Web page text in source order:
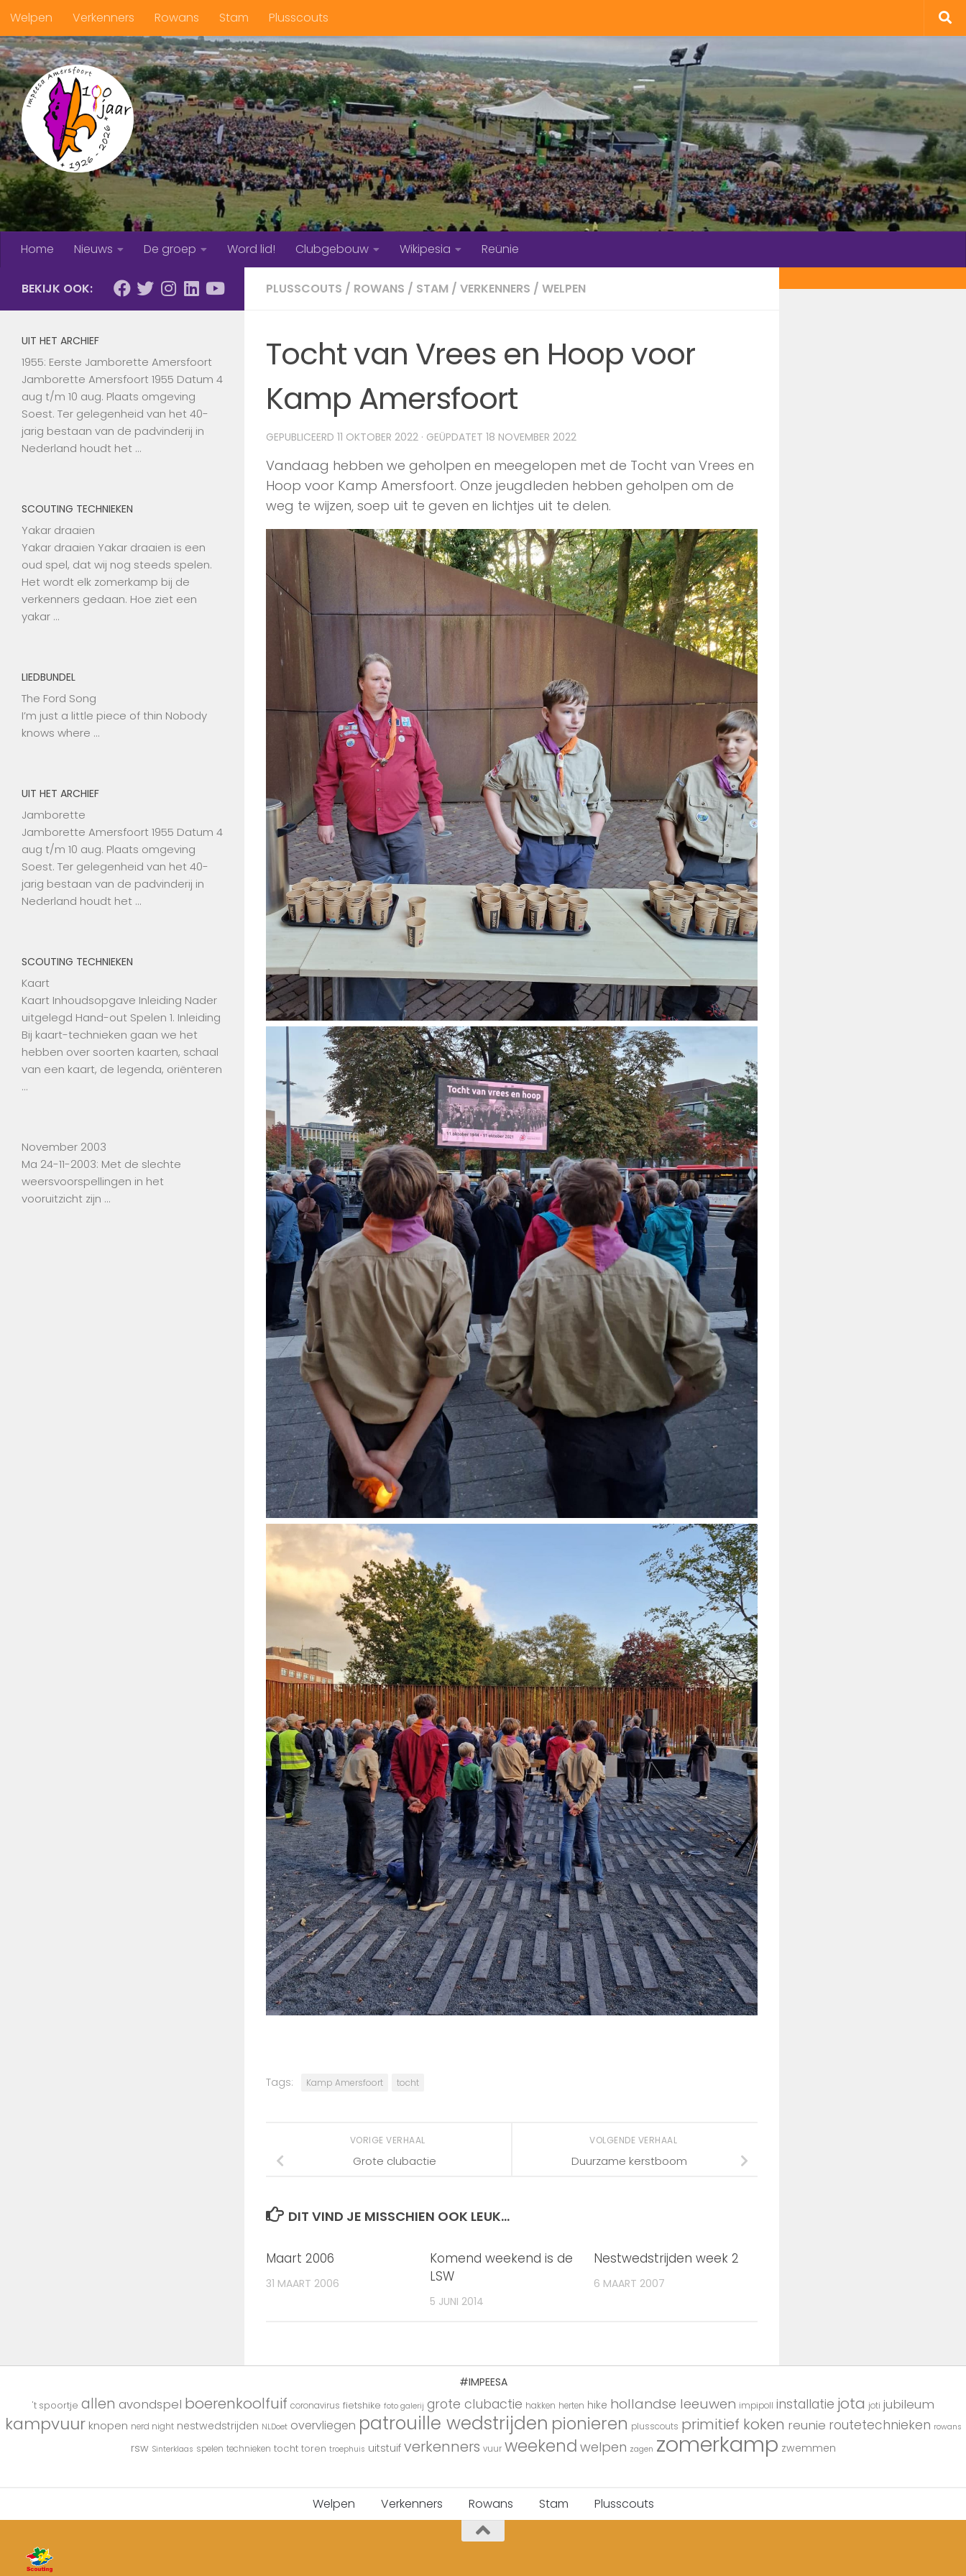
Doorgaan naar inhoud
Welpen Verkenners Rowans Stam Plusscouts
Home Nieuws De groep Word lid! Clubgebouw Wikipesia Reünie
PLUSSCOUTS / ROWANS / STAM / VERKENNERS / WELPEN
Tocht van Vrees en Hoop voor
Kamp Amersfoort
GEPUBLICEERD 11 OKTOBER 2022 · GEÜPDATET 18 NOVEMBER 2022
Vandaag hebben we geholpen en meegelopen met de Tocht van Vrees en
Hoop voor Kamp Amersfoort. Onze jeugdleden hebben geholpen om de
weg te wijzen, soep uit te geven en lichtjes uit te delen.
Tags: Kamp Amersfoort tocht
VOLGENDE VERHAAL
Duurzame kerstboom
VORIGE VERHAAL
Grote clubactie
DIT VIND JE MISSCHIEN OOK LEUK...
Maart 2006
31 MAART 2006
Komend weekend is de
LSW
5 JUNI 2014
Nestwedstrijden week 2
6 MAART 2007
BEKIJK OOK:
UIT HET ARCHIEF
1955: Eerste Jamborette Amersfoort
Jamborette Amersfoort 1955 Datum 4
aug t/m 10 aug. Plaats omgeving
Soest. Ter gelegenheid van het 40-
jarig bestaan van de padvinderij in
Nederland houdt het …
SCOUTING TECHNIEKEN
Yakar draaien
Yakar draaien Yakar draaien is een
oud spel, dat wij nog steeds spelen.
Het wordt elk zomerkamp bij de
verkenners gedaan. Hoe ziet een
yakar …
LIEDBUNDEL
The Ford Song
I’m just a little piece of thin Nobody
knows where …
UIT HET ARCHIEF
Jamborette
Jamborette Amersfoort 1955 Datum 4
aug t/m 10 aug. Plaats omgeving
Soest. Ter gelegenheid van het 40-
jarig bestaan van de padvinderij in
Nederland houdt het …
SCOUTING TECHNIEKEN
Kaart
Kaart Inhoudsopgave Inleiding Nader
uitgelegd Hand-out Spelen 1. Inleiding
Bij kaart-technieken gaan we het
hebben over soorten kaarten, schaal
van een kaart, de legenda, oriënteren
…
November 2003
Ma 24-11-2003: Met de slechte
weersvoorspellingen in het
vooruitzicht zijn …
#IMPEESA
't spoortje allen avondspel boerenkoolfuif coronavirus fietshike foto galerij grote clubactie hakken herten hike hollandse leeuwen impipoll installatie jota joti jubileum
kampvuur knopen nerd night nestwedstrijden NLDoet overvliegen patrouille wedstrijden pionieren plusscouts primitief koken reunie routetechnieken rowans
rsw Sinterklaas spelen technieken tocht toren troephuis uitstuif verkenners vuur weekend welpen zagen zomerkamp zwemmen
Welpen Verkenners Rowans Stam Plusscouts